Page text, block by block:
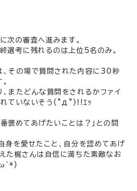
次の審査へ進みます。
選考に残れるのは上位5名のみ。
、その場で質問された内容に30秒
またどんな質問をされるかファイ
れていないそう(°д°)!!ｴｯ
褒めてあげたいことは？」との問
身を愛せたこと、自分を認めてあげ
た梶さんは自信に満ちた素敵なお
｀*)